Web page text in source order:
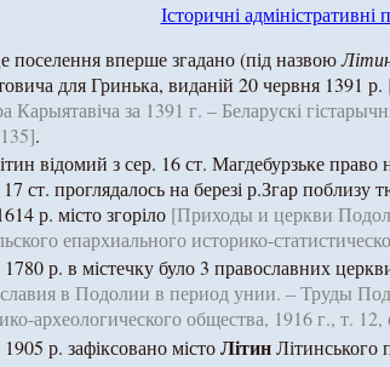
Історичні адміністративні
поселення вперше згадано (під назвою
для Гринька, виданій 20 червня 1391 р.
Карыятавіча за 1391 г. – Беларускі
.
відомий з сер. 16 ст. Магдебурзьке право
ст. проглядалось на березі р.Згар
р. місто згоріло [Приходы и церкви
епархиального историко-
р. в містечку було 3 православних
в Подолии в период унии. – Труды
археологического общества, 1916 г., т. 12,
р. зафіксовано містоЛітинЛітинського